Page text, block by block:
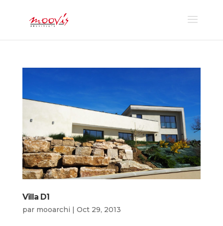
Villa D1
par mooarchi | Oct 29, 2013